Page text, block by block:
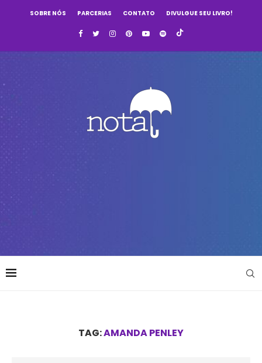
SOBRE NÓS PARCERIAS CONTATO DIVULGUE SEU LIVRO!
TAG:AMANDA PENLEY